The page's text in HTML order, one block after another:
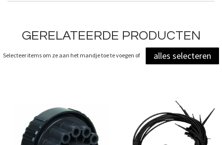
GERELATEERDE PRODUCTEN
Selecteer items om ze aan het mandje toe te voegen of alles selecteren